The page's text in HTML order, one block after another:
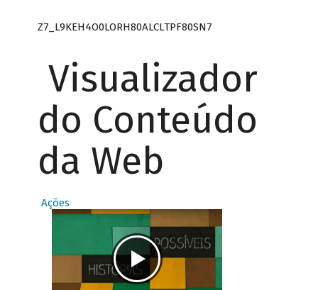
Z7_L9KEH4O0LORH80ALCLTPF80SN7
Visualizador
do Conteúdo
da Web
Ações